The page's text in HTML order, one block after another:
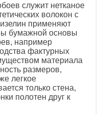
служит нетканое
волокон с
применяют
бумажной основы
например
фактурных
материала
размеров,
легкое
только стена,
полотен друг к